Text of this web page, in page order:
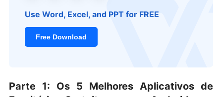
Use Word, Excel, and PPT for FREE
Free Download
Parte 1: Os 5 Melhores Aplicativos de